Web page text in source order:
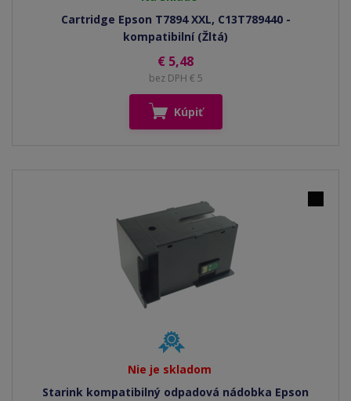
Cartridge Epson T7894 XXL, C13T789440 -
kompatibilní (Žltá)
€ 5,48
bez DPH € 5
Kúpiť
Nie je skladom
Starink kompatibilný odpadová nádobka Epson